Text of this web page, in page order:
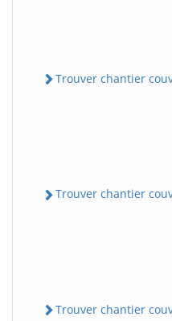
Trouver chantier
Trouver chantier
Trouver chantier